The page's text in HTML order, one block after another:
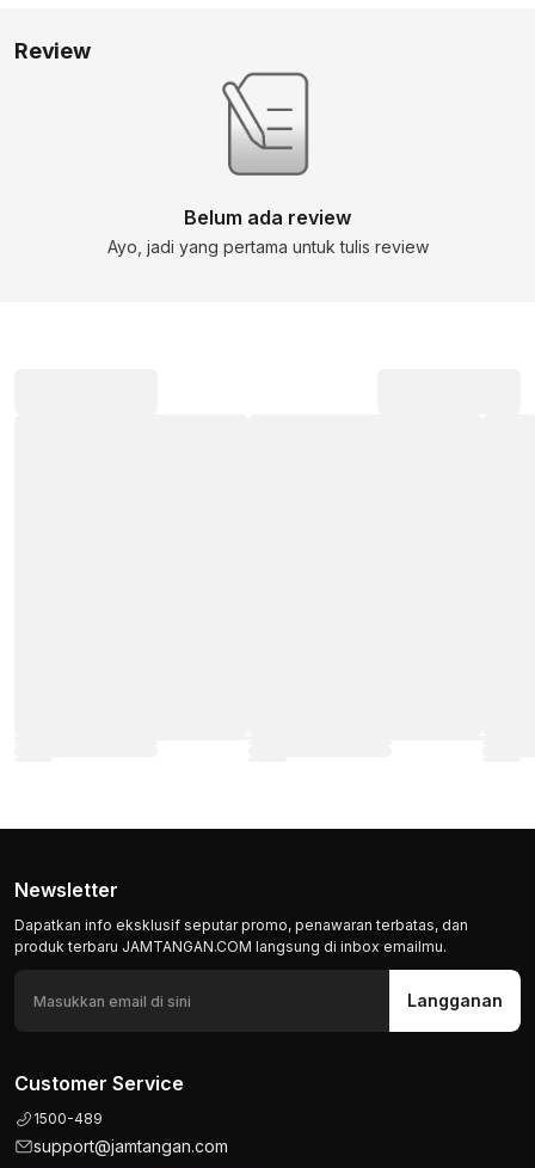
Newsletter
Dapatkan info eksklusif seputar promo, penawaran terbatas, dan
produk terbaru JAMTANGAN.COM langsung di inbox emailmu.
Langganan
Customer Service
1500-489
support@jamtangan.com
Review
Belum ada review
Ayo, jadi yang pertama untuk tulis review